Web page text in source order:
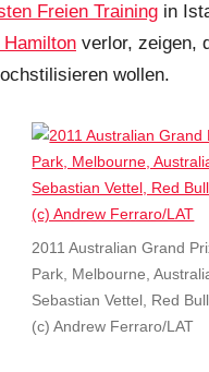
Freien Training in
Hamilton verlor, zeigen,
wollen.
2011 Australian Grand
Park, Melbourne,
Sebastian Vettel, Red
(c) Andrew Ferraro/LAT